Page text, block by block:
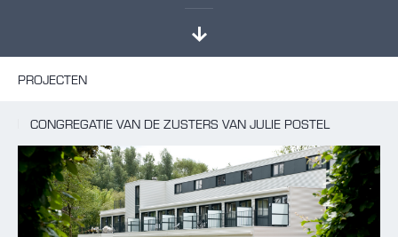
PROJECTEN
CONGREGATIE VAN DE ZUSTERS VAN JULIE POSTEL
BOXMEER